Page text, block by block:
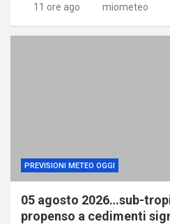
11 ore ago miometeo
PREVISIONI METEO OGGI
05 agosto 2026…sub-
propenso a cedimenti